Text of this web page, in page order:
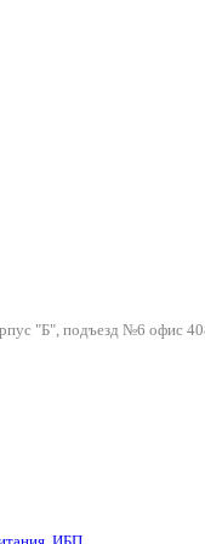
"Б", подъезд №6 офис